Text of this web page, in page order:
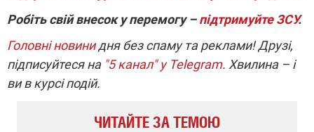
Робіть свій внесок у перемогу –підтримуйте ЗСУ.
Головні новинидня без спаму та реклами! Друзі,
підписуйтеся на "5 канал" у Telegram. Хвилина – і
ви в курсі подій.
ЧИТАЙТЕ ЗА ТЕМОЮ